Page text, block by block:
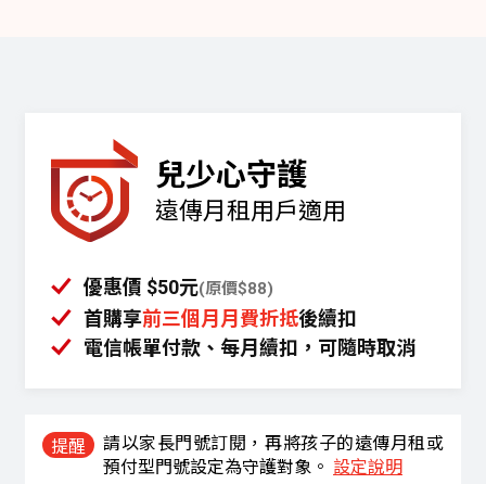
兒少心守護
遠傳月租用戶適用
優惠價 $50元(原價$88)
首購享前三個月月費折抵後續扣
電信帳單付款、每月續扣，可隨時取消
提醒
請以家長門號訂閱，再將孩子的遠傳月租或
預付型門號設定為守護對象。 設定說明